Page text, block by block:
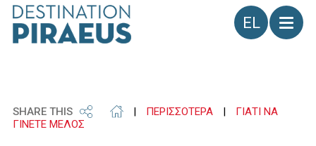
Γλώσσα
SHARE THIS | ΠΕΡΙΣΣΟΤΕΡΑ |
ΓΙΑΤΙ ΝΑ
ΓΙΝΕΤΕ ΜΕΛΟΣ